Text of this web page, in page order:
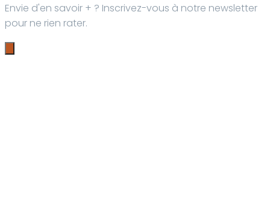
Envie d'en savoir + ? Inscrivez-vous à notre newsletter
pour ne rien rater.